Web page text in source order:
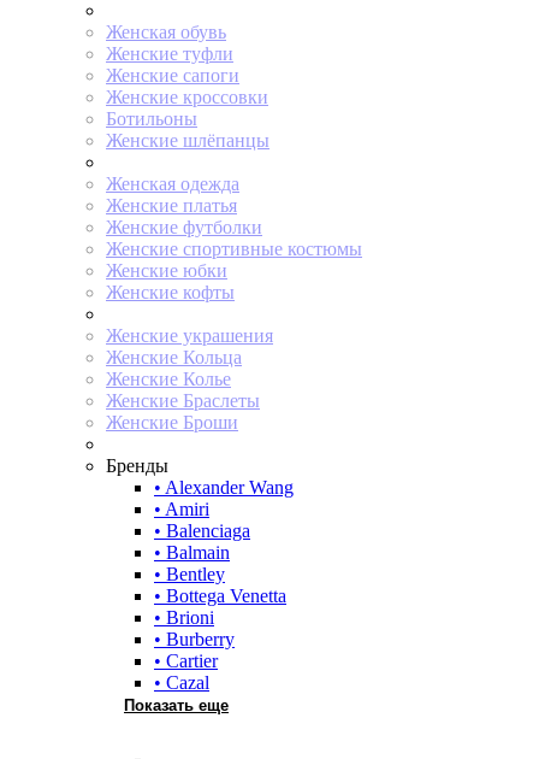
Женская обувь
Женские туфли
Женские сапоги
Женские кроссовки
Ботильоны
Женские шлёпанцы
Женская одежда
Женские платья
Женские футболки
Женские спортивные костюмы
Женские юбки
Женские кофты
Женские украшения
Женские Кольца
Женские Колье
Женские Браслеты
Женские Броши
Бренды
• Alexander Wang
• Amiri
• Balenciaga
• Balmain
• Bentley
• Bottega Venetta
• Brioni
• Burberry
• Cartier
• Cazal
Показать еще